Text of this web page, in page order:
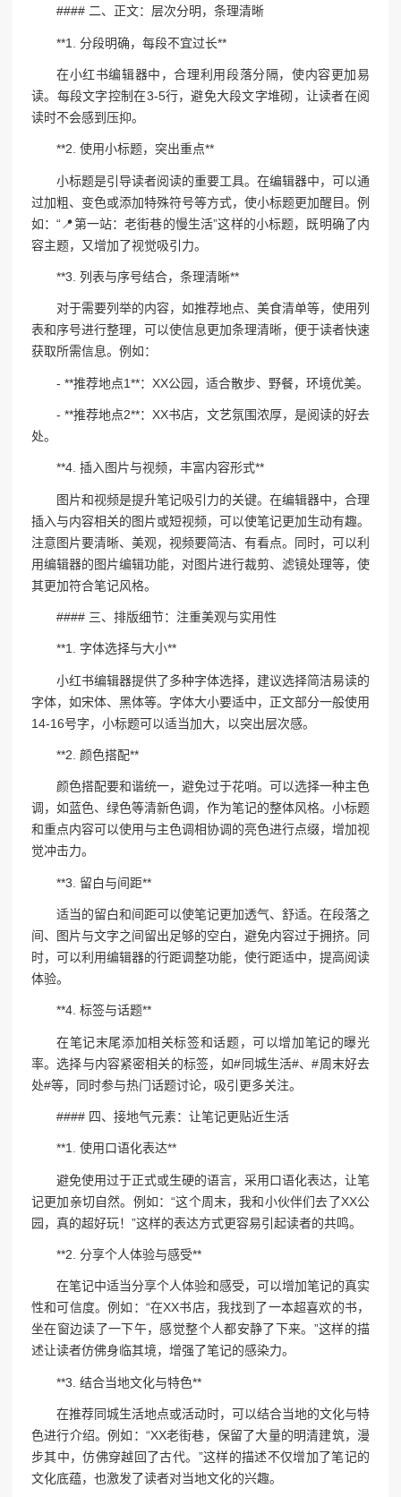
#### 二、正文：层次分明，条理清晰
**1. 分段明确，每段不宜过长**
在小红书编辑器中，合理利用段落分隔，使内容更加易
读。每段文字控制在3-5行，避免大段文字堆砌，让读者在阅
读时不会感到压抑。
**2. 使用小标题，突出重点**
小标题是引导读者阅读的重要工具。在编辑器中，可以通
过加粗、变色或添加特殊符号等方式，使小标题更加醒目。例
如：“📍第一站：老街巷的慢生活”这样的小标题，既明确了内
容主题，又增加了视觉吸引力。
**3. 列表与序号结合，条理清晰**
对于需要列举的内容，如推荐地点、美食清单等，使用列
表和序号进行整理，可以使信息更加条理清晰，便于读者快速
获取所需信息。例如：
- **推荐地点1**：XX公园，适合散步、野餐，环境优美。
- **推荐地点2**：XX书店，文艺氛围浓厚，是阅读的好去
处。
**4. 插入图片与视频，丰富内容形式**
图片和视频是提升笔记吸引力的关键。在编辑器中，合理
插入与内容相关的图片或短视频，可以使笔记更加生动有趣。
注意图片要清晰、美观，视频要简洁、有看点。同时，可以利
用编辑器的图片编辑功能，对图片进行裁剪、滤镜处理等，使
其更加符合笔记风格。
#### 三、排版细节：注重美观与实用性
**1. 字体选择与大小**
小红书编辑器提供了多种字体选择，建议选择简洁易读的
字体，如宋体、黑体等。字体大小要适中，正文部分一般使用
14-16号字，小标题可以适当加大，以突出层次感。
**2. 颜色搭配**
颜色搭配要和谐统一，避免过于花哨。可以选择一种主色
调，如蓝色、绿色等清新色调，作为笔记的整体风格。小标题
和重点内容可以使用与主色调相协调的亮色进行点缀，增加视
觉冲击力。
**3. 留白与间距**
适当的留白和间距可以使笔记更加透气、舒适。在段落之
间、图片与文字之间留出足够的空白，避免内容过于拥挤。同
时，可以利用编辑器的行距调整功能，使行距适中，提高阅读
体验。
**4. 标签与话题**
在笔记末尾添加相关标签和话题，可以增加笔记的曝光
率。选择与内容紧密相关的标签，如#同城生活#、#周末好去
处#等，同时参与热门话题讨论，吸引更多关注。
#### 四、接地气元素：让笔记更贴近生活
**1. 使用口语化表达**
避免使用过于正式或生硬的语言，采用口语化表达，让笔
记更加亲切自然。例如：“这个周末，我和小伙伴们去了XX公
园，真的超好玩！”这样的表达方式更容易引起读者的共鸣。
**2. 分享个人体验与感受**
在笔记中适当分享个人体验和感受，可以增加笔记的真实
性和可信度。例如：“在XX书店，我找到了一本超喜欢的书，
坐在窗边读了一下午，感觉整个人都安静了下来。”这样的描
述让读者仿佛身临其境，增强了笔记的感染力。
**3. 结合当地文化与特色**
在推荐同城生活地点或活动时，可以结合当地的文化与特
色进行介绍。例如：“XX老街巷，保留了大量的明清建筑，漫
步其中，仿佛穿越回了古代。”这样的描述不仅增加了笔记的
文化底蕴，也激发了读者对当地文化的兴趣。